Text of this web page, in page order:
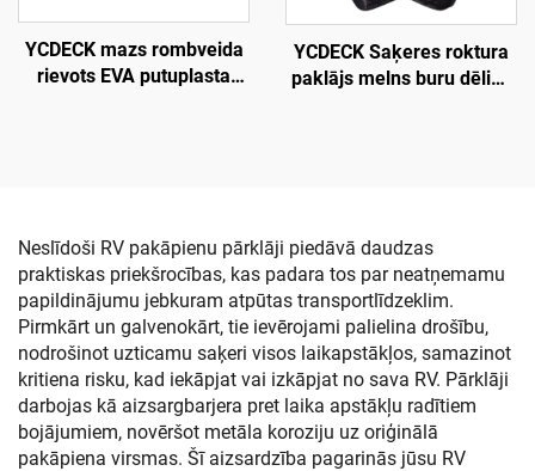
YCDECK mazs rombveida
rievots EVA putuplasta
YCDECK Saķeres roktura
paklājs melns buru dēlim,
Neslīdoši RV pakāpienu pārklāji piedāvā daudzas
praktiskas priekšrocības, kas padara tos par neatņemamu
papildinājumu jebkuram atpūtas transportlīdzeklim.
Pirmkārt un galvenokārt, tie ievērojami palielina drošību,
nodrošinot uzticamu saķeri visos laikapstākļos, samazinot
kritiena risku, kad iekāpjat vai izkāpjat no sava RV. Pārklāji
darbojas kā aizsargbarjera pret laika apstākļu radītiem
bojājumiem, novēršot metāla koroziju uz oriģinālā
pakāpiena virsmas. Šī aizsardzība pagarinās jūsu RV